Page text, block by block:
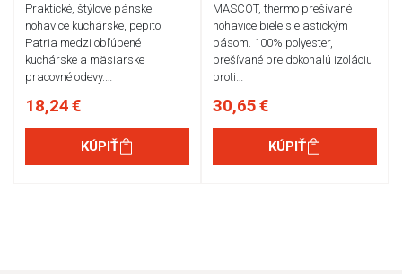
Praktické, štýlové pánske
nohavice kuchárske, pepito.
Patria medzi obľúbené
kuchárske a mäsiarske
pracovné odevy.…
18,24 €
KÚPIŤ
MASCOT, thermo prešívané
nohavice biele s elastickým
pásom. 100% polyester,
prešívané pre dokonalú izoláciu
proti…
30,65 €
KÚPIŤ